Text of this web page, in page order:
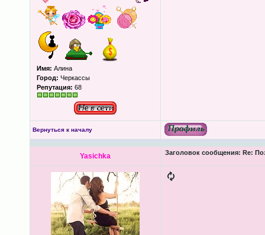
Имя: Алина
Город: Черкассы
Репутация: 68
Вернуться к началу
Yasichka Заголовок сообщения: Re: